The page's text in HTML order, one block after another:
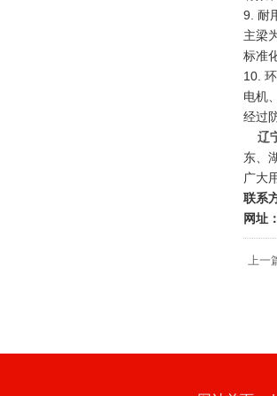
9. 耐
主梁
标准
10.
电机
经过
辽
东、
广大
联系
网址
上一